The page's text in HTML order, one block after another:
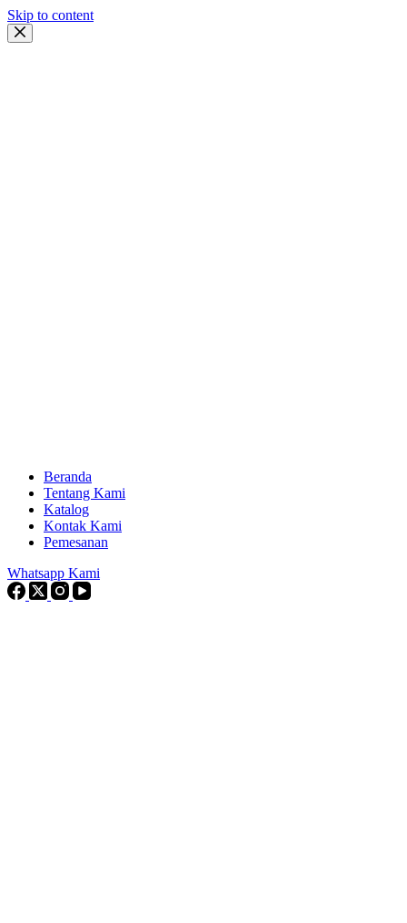
Skip to content
Beranda
Tentang Kami
Katalog
Kontak Kami
Pemesanan
Whatsapp Kami